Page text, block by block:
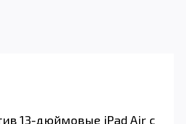
13-дюймовые iPad Air с